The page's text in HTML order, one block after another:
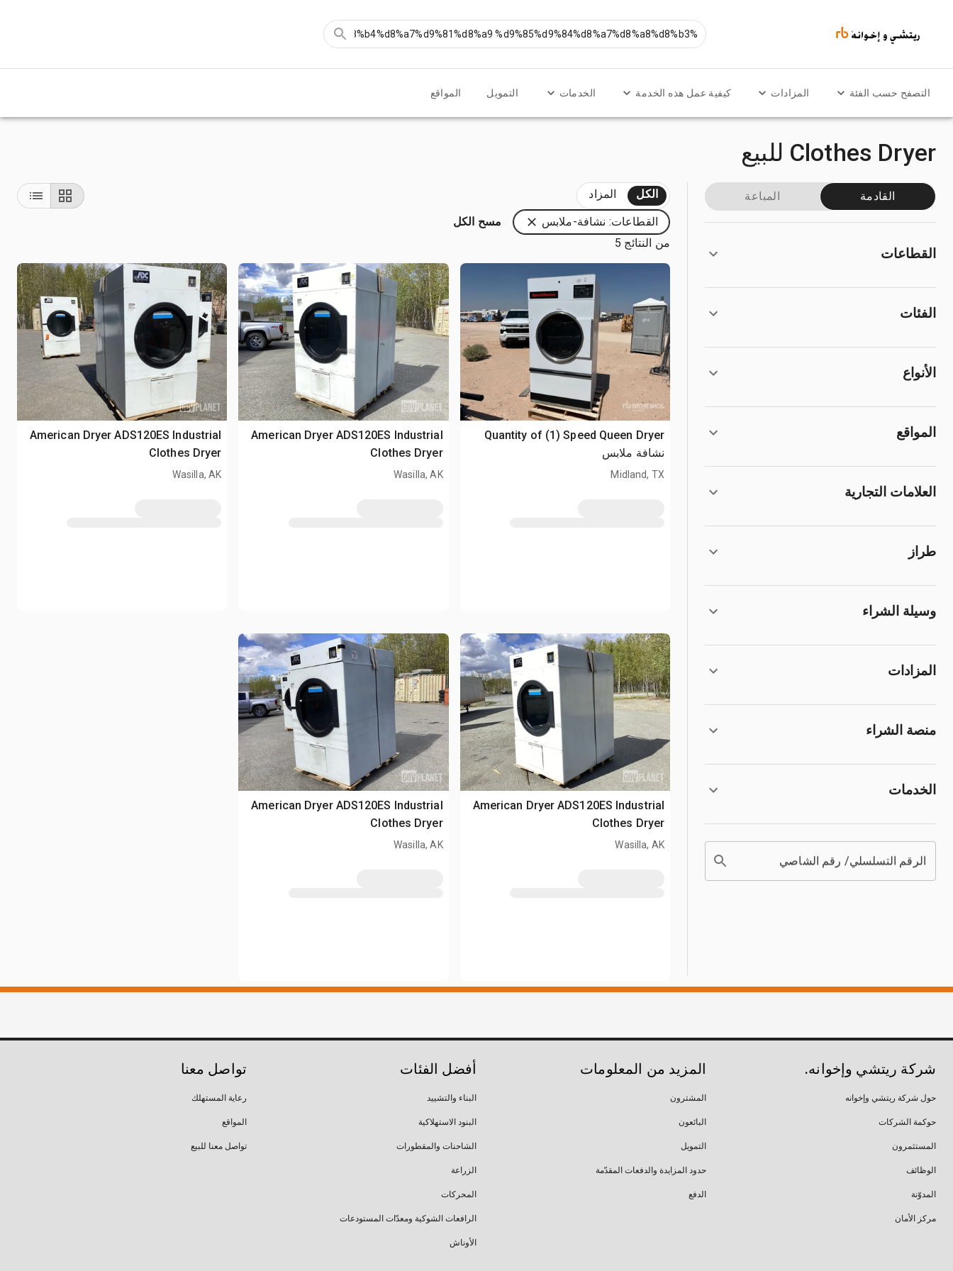
التصفح حسب الفئة المزادات كيفية عمل هذه الخدمة الخدمات التمويل المواقع
Clothes Dryer للبيع
القادمة المباعة
القطاعات
الفئات
الأنواع
المواقع
العلامات التجارية
طراز
وسيلة الشراء
المزادات
منصة الشراء
الخدمات
الرقم التسلسلي/ رقم الشاصي
الكل المزاد
القطاعات: نشافة-ملابس
مسح الكل
من النتائج 5
Quantity of (1) Speed Queen Dryer
نشافة ملابس
Midland, TX
American Dryer ADS120ES Industrial
Clothes Dryer
Wasilla, AK
American Dryer ADS120ES Industrial
Clothes Dryer
Wasilla, AK
American Dryer ADS120ES Industrial
Clothes Dryer
Wasilla, AK
American Dryer ADS120ES Industrial
Clothes Dryer
Wasilla, AK
شركة ريتشي وإخوانه.
حول شركة ريتشي وإخوانه
حوكمة الشركات
المستثمرون
الوظائف
المدوّنة
مركز الأمان
المزيد من المعلومات
المشترون
البائعون
التمويل
حدود المزايدة والدفعات المقدّمة
الدفع
أفضل الفئات
البناء والتشييد
البنود الاستهلاكية
الشاحنات والمقطورات
الزراعة
المحركات
الرافعات الشوكية ومعدّات المستودعات
الأوناش
تواصل معنا
رعاية المستهلك
المواقع
تواصل معنا للبيع